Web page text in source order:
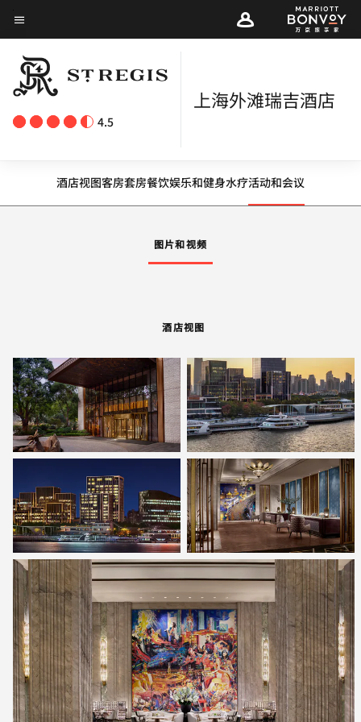
Skip
to
main
content
菜单文本
4.5
上海外滩瑞吉酒店
酒店视图客房套房餐饮娱乐和健身水疗活动和会议
图片和视频
酒店视图